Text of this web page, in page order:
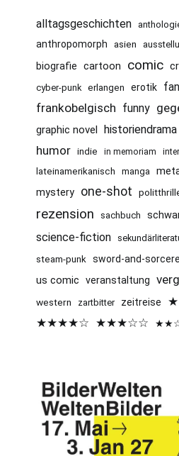
alltagsgeschichten
anthropomorph asien
biografie cartoon comic
cyber-punk erlangen erotik
frankobelgisch funny
graphic novel historiendrama
humor indie in memoriam
lateinamerikanisch manga
mystery one-shot
rezension sachbuch
science-fiction
steam-punk sword-and-
us comic veranstaltung
western zartbitter zeitreise
★★★★☆ ★★★☆☆